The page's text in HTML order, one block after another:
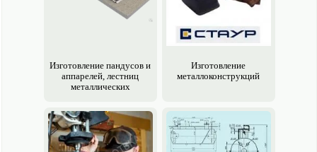
Изготовление пандусов и
аппарелей, лестниц
металлических
Изготовление
металлоконструкций